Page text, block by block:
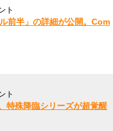
ト
前半」の詳細が公開。Com
ト
特殊降臨シリーズが超覚醒